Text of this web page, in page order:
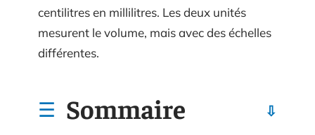
centilitres en millilitres. Les deux unités
mesurent le volume, mais avec des échelles
différentes.
Sommaire